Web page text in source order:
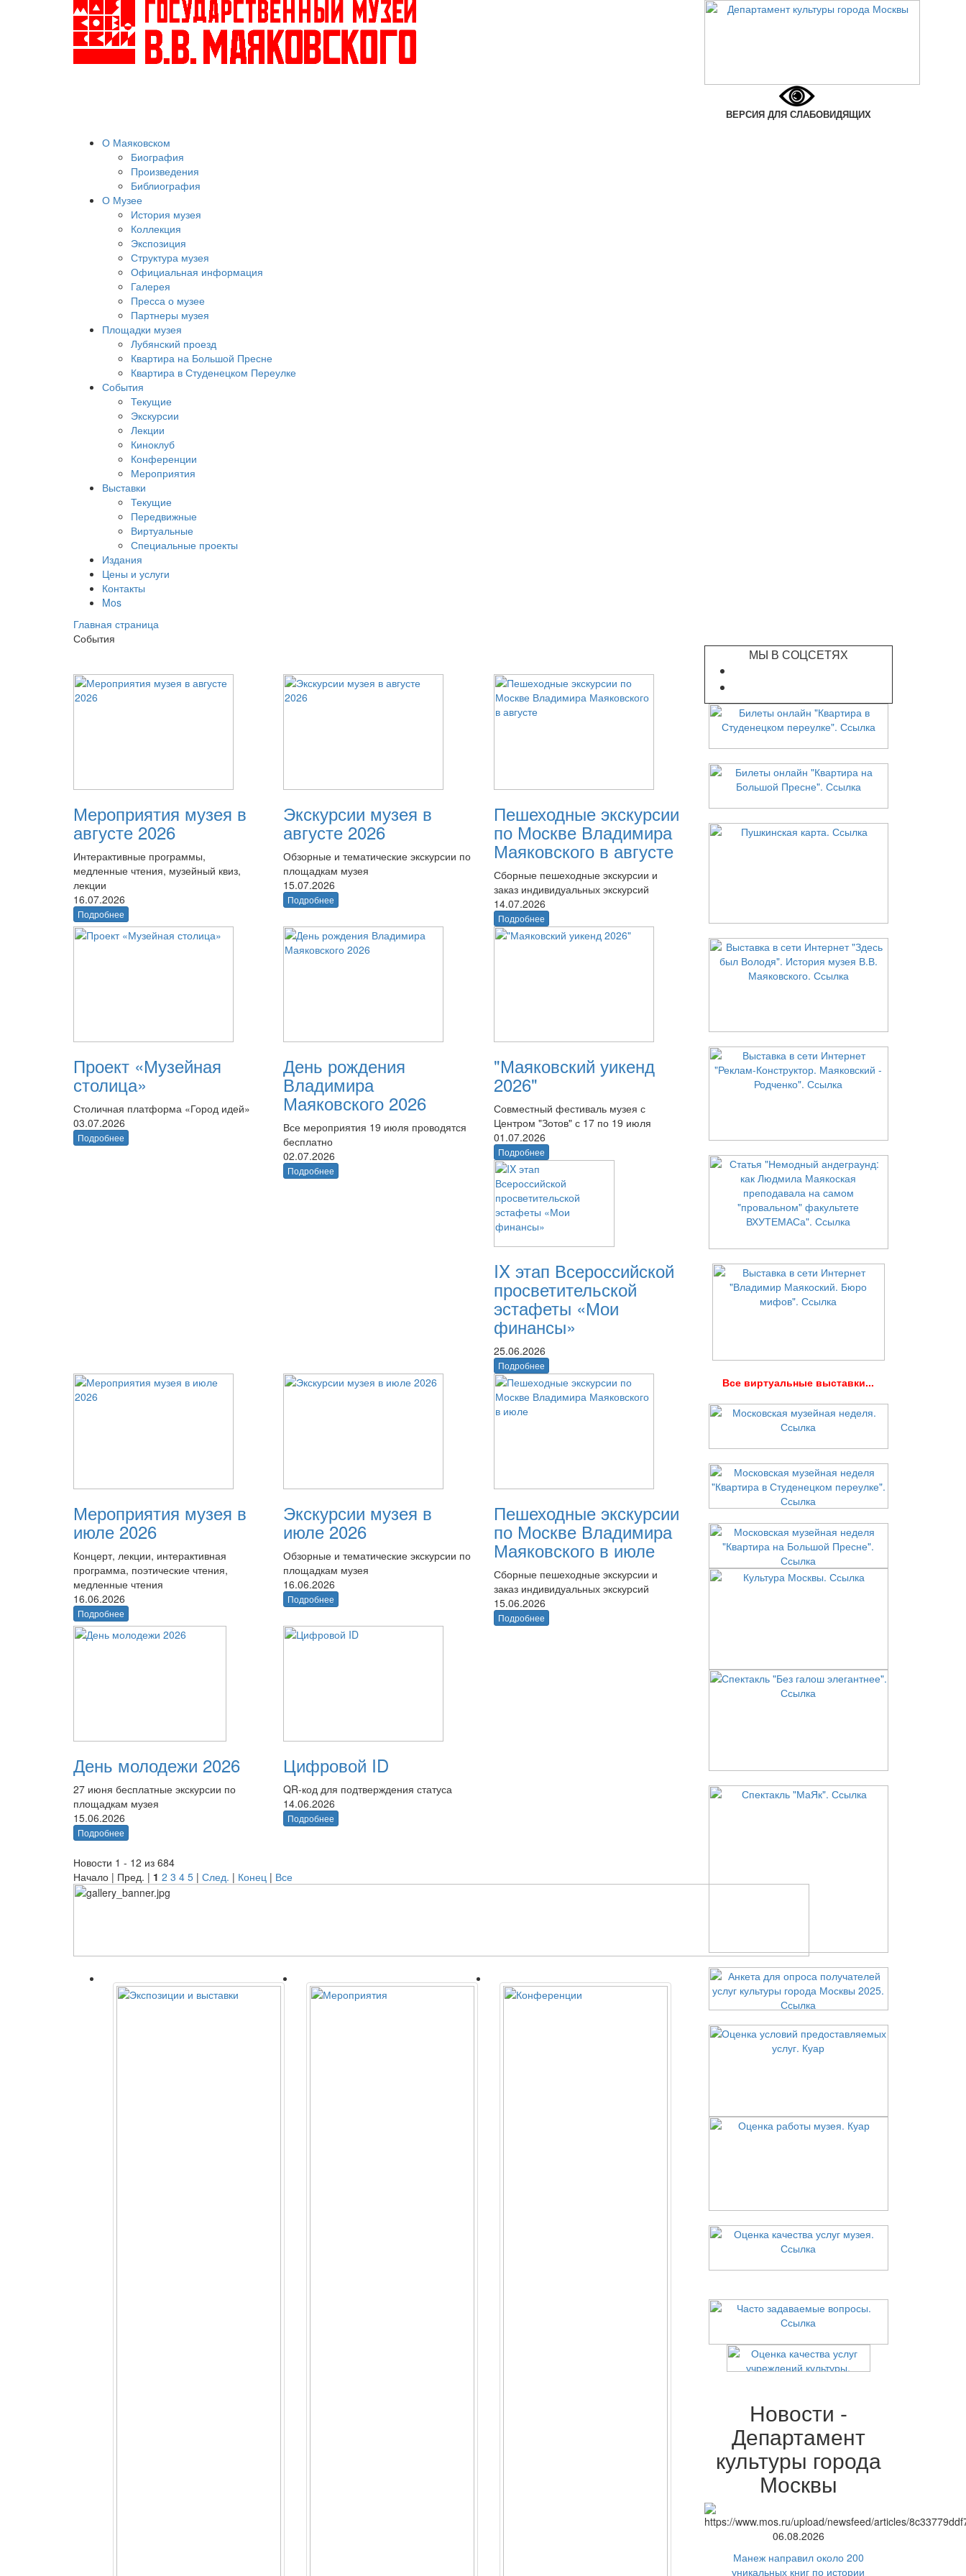
ВЕРСИЯ ДЛЯ СЛАБОВИДЯЩИХ
О Маяковском
Биография
Произведения
Библиография
О Музее
История музея
Коллекция
Экспозиция
Структура музея
Официальная информация
Галерея
Пресса о музее
Партнеры музея
Площадки музея
Лубянский проезд
Квартира на Большой Пресне
Квартира в Студенецком Переулке
События
Текущие
Экскурсии
Лекции
Киноклуб
Конференции
Мероприятия
Выставки
Текущие
Передвижные
Виртуальные
Специальные проекты
Издания
Цены и услуги
Контакты
Mos
Главная страница
События
Мероприятия музея в
августе 2026
Интерактивные программы,
медленные чтения, музейный квиз,
лекции
16.07.2026
Подробнее
Экскурсии музея в
августе 2026
Обзорные и тематические экскурсии по
площадкам музея
15.07.2026
Подробнее
Пешеходные экскурсии
по Москве Владимира
Маяковского в августе
Сборные пешеходные экскурсии и
заказ индивидуальных экскурсий
14.07.2026
Подробнее
Проект «Музейная
столица»
Столичная платформа «Город идей»
03.07.2026
Подробнее
День рождения
Владимира
Маяковского 2026
Все мероприятия 19 июля проводятся
бесплатно
02.07.2026
Подробнее
"Маяковский уикенд
2026"
Совместный фестиваль музея с
Центром "Зотов" с 17 по 19 июля
01.07.2026
Подробнее
IX этап Всероссийской
просветительской
эстафеты «Мои
финансы»
25.06.2026
Подробнее
Мероприятия музея в
июле 2026
Концерт, лекции, интерактивная
программа, поэтические чтения,
медленные чтения
16.06.2026
Подробнее
Экскурсии музея в
июле 2026
Обзорные и тематические экскурсии по
площадкам музея
16.06.2026
Подробнее
Пешеходные экскурсии
по Москве Владимира
Маяковского в июле
Сборные пешеходные экскурсии и
заказ индивидуальных экскурсий
15.06.2026
Подробнее
День молодежи 2026
27 июня бесплатные экскурсии по
площадкам музея
15.06.2026
Подробнее
Цифровой ID
QR-код для подтверждения статуса
14.06.2026
Подробнее
Новости 1 - 12 из 684
Начало | Пред. | 1 2 3 4 5 | След. | Конец | Все
МЫ В СОЦСЕТЯХ
Все виртуальные выставки...
Новости -
Департамент
культуры города
Москвы
06.08.2026
Манеж направил около 200
уникальных книг по истории